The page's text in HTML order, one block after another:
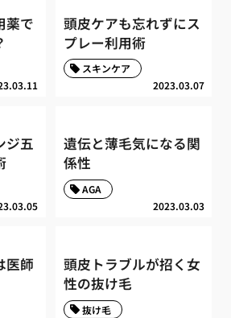
薬で
頭皮ケアも忘れずにス
プレー利用術
2023.03.07
スキンケア
ジ五
遺伝と薄毛気になる関
係性
2023.03.03
AGA
医師
頭皮トラブルが招く女
性の抜け毛
抜け毛